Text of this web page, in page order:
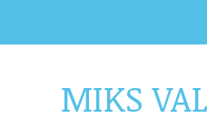
MIKS